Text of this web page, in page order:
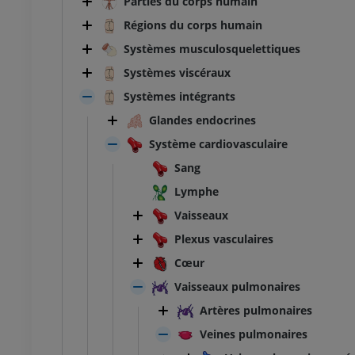
Régions du corps humain
Systèmes musculosquelettiques
Systèmes viscéraux
Systèmes intégrants
Glandes endocrines
Système cardiovasculaire
Sang
Lymphe
Vaisseaux
Plexus vasculaires
Cœur
Vaisseaux pulmonaires
Artères pulmonaires
Veines pulmonaires